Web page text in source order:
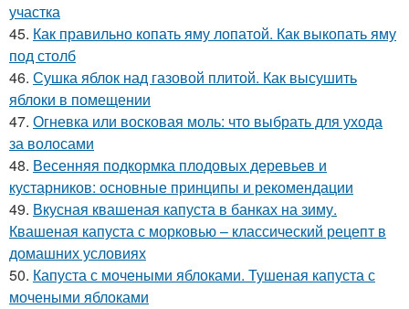
участка
45. Как правильно копать яму лопатой. Как выкопать яму
под столб
46. Сушка яблок над газовой плитой. Как высушить
яблоки в помещении
47. Огневка или восковая моль: что выбрать для ухода
за волосами
48. Весенняя подкормка плодовых деревьев и
кустарников: основные принципы и рекомендации
49. Вкусная квашеная капуста в банках на зиму.
Квашеная капуста с морковью – классический рецепт в
домашних условиях
50. Капуста с мочеными яблоками. Тушеная капуста с
мочеными яблоками